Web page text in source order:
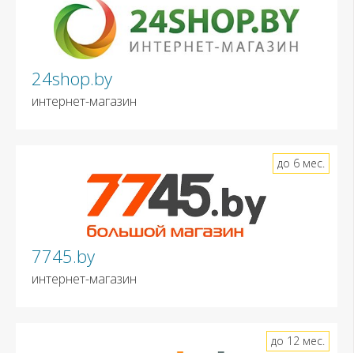
24shop.by
интернет-магазин
7745.by
интернет-магазин
до 6 мес.
до 12 мес.